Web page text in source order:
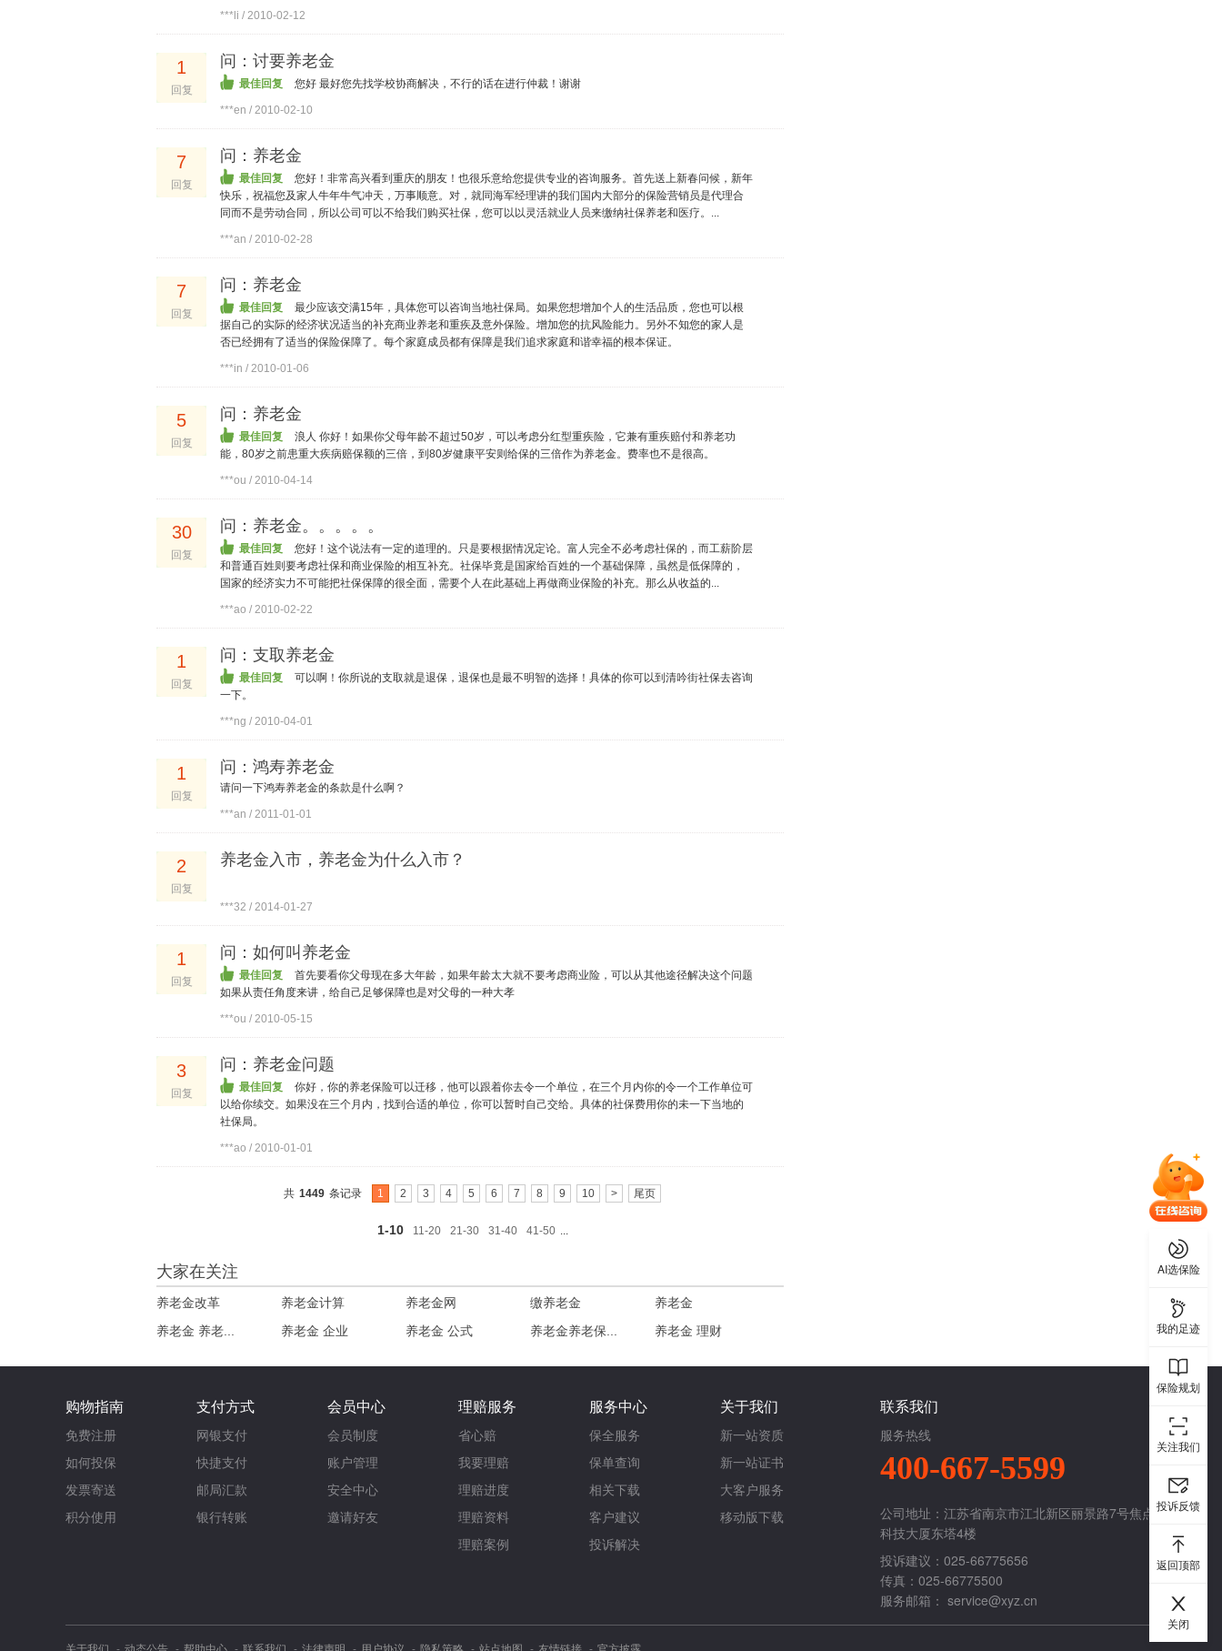
***li / 2010-02-12
1
回复
问：讨要养老金
最佳回复 您好 最好您先找学校协商解决，不行的话在进行仲裁！谢谢
***en / 2010-02-10
7
回复
问：养老金
最佳回复
您好！非常高兴看到重庆的朋友！也很乐意给您提供专业的咨询服务。首先送上新春问候，新年
快乐，祝福您及家人牛年牛气冲天，万事顺意。对，就同海军经理讲的我们国内大部分的保险营销员是代理合
同而不是劳动合同，所以公司可以不给我们购买社保，您可以以灵活就业人员来缴纳社保养老和医疗。...
***an / 2010-02-28
7
回复
问：养老金
最佳回复
最少应该交满15年，具体您可以咨询当地社保局。如果您想增加个人的生活品质，您也可以根
据自己的实际的经济状况适当的补充商业养老和重疾及意外保险。增加您的抗风险能力。另外不知您的家人是
否已经拥有了适当的保险保障了。每个家庭成员都有保障是我们追求家庭和谐幸福的根本保证。
***in / 2010-01-06
5
回复
问：养老金
最佳回复
浪人 你好！如果你父母年龄不超过50岁，可以考虑分红型重疾险，它兼有重疾赔付和养老功
能，80岁之前患重大疾病赔保额的三倍，到80岁健康平安则给保的三倍作为养老金。费率也不是很高。
***ou / 2010-04-14
30
回复
问：养老金。。。。。
最佳回复
您好！这个说法有一定的道理的。只是要根据情况定论。富人完全不必考虑社保的，而工薪阶层
和普通百姓则要考虑社保和商业保险的相互补充。社保毕竟是国家给百姓的一个基础保障，虽然是低保障的，
国家的经济实力不可能把社保保障的很全面，需要个人在此基础上再做商业保险的补充。那么从收益的...
***ao / 2010-02-22
1
回复
问：支取养老金
最佳回复
可以啊！你所说的支取就是退保，退保也是最不明智的选择！具体的你可以到清吟街社保去咨询
一下。
***ng / 2010-04-01
1
回复
问：鸿寿养老金
请问一下鸿寿养老金的条款是什么啊？
***an / 2011-01-01
2
回复
养老金入市，养老金为什么入市？
***32 / 2014-01-27
1
回复
问：如何叫养老金
最佳回复
首先要看你父母现在多大年龄，如果年龄太大就不要考虑商业险，可以从其他途径解决这个问题
如果从责任角度来讲，给自己足够保障也是对父母的一种大孝
***ou / 2010-05-15
3
回复
问：养老金问题
最佳回复
你好，你的养老保险可以迁移，他可以跟着你去令一个单位，在三个月内你的令一个工作单位可
以给你续交。如果没在三个月内，找到合适的单位，你可以暂时自己交给。具体的社保费用你的未一下当地的
社保局。
***ao / 2010-01-01
共 1449 条记录 1 2 3 4 5 6 7 8 9 10 > 尾页
1-10 11-20 21-30 31-40 41-50 ...
大家在关注
养老金改革 养老金计算 养老金网 缴养老金
养老金
养老金 养老...
养老金 企业 养老金 公式 养老金养老保... 养老金 理财
AI选保险
我的足迹
保险规划
关注我们
投诉反馈
返回顶部
关闭
购物指南
免费注册
如何投保
发票寄送
积分使用
支付方式
网银支付
快捷支付
邮局汇款
银行转账
会员中心
会员制度
账户管理
安全中心
邀请好友
理赔服务
省心赔
我要理赔
理赔进度
理赔资料
理赔案例
服务中心
保全服务
保单查询
相关下载
客户建议
投诉解决
关于我们
新一站资质
新一站证书
大客户服务
移动版下载
联系我们
服务热线
400-667-5599
公司地址：江苏省南京市江北新区丽景路7号焦点
科技大厦东塔4楼
投诉建议：025-66775656
传真：025-66775500
服务邮箱： service@xyz.cn
关于我们 动态公告 帮助中心 联系我们 法律声明 用户协议 隐私策略 站点地图 友情链接 官方披露